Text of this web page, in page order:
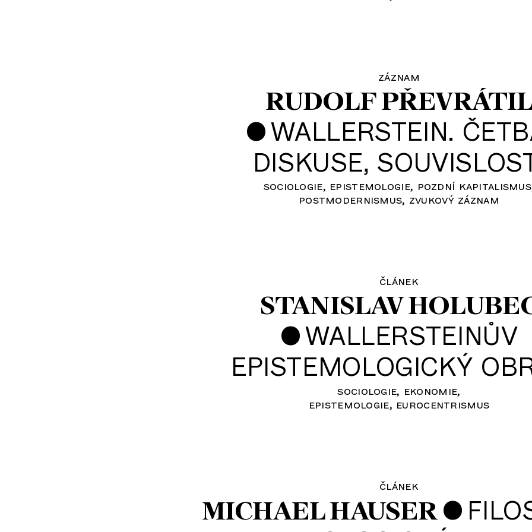
záznam
RUDOLF PŘEVRÁTIL
•WALLERSTEIN.
DISKUSE,
sociologie epistemologie
pozdní kapitalismus
postmodernismus zvukový záznam
článek
STANISLAV
•WALLERSTEINŮV
EPISTEMOLOGICKÝ
sociologie
ekonomie
epistemologie
eurocentrismus
článek
MICHAEL HAUSER •